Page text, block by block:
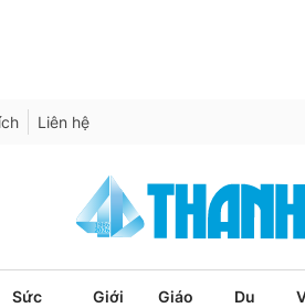
Liên hệ
Sức
Giới
Giáo
Du